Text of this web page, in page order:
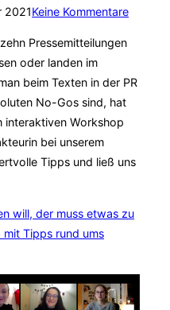
2021Keine Kommentare
Pressemitteilungen
oder landen im
beim Texten in der PR
No-Gos sind, hat
interaktiven Workshop
bei unserem
Tipps und ließ uns
will, der muss etwas zu
mit Tipps rund ums